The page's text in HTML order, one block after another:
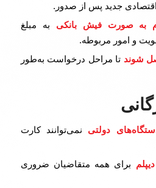
اقتصادی جدید پس از صدور.
به صورت فیش بانکی به مبلغ
و امور مربوطه.
شوند تا مراحل درخواست به‌طور
دولتی نمی‌توانند کارت
برای همه متقاضیان ضروری